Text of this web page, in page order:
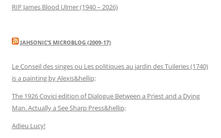
RIP James Blood Ulmer (1940 – 2026)
JAHSONIC’S MICROBLOG (2009-17)
Le Conseil des singes ou Les politiques au jardin des Tuileries (1740)
is a painting by Alexis&hellip;
The 1926 Covici edition of Dialogue Between a Priest and a Dying
Man. Actually a See Sharp Press&hellip;
Adieu Lucy!